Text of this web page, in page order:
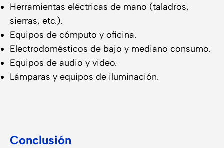
Herramientas eléctricas de mano (taladros,
sierras, etc.).
Equipos de cómputo y oficina.
Electrodomésticos de bajo y mediano consumo.
Equipos de audio y video.
Lámparas y equipos de iluminación.
Conclusión